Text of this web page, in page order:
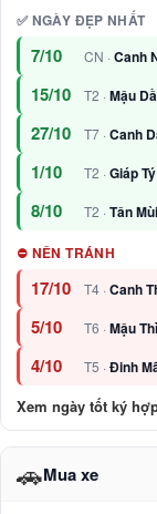
✅ NGÀY ĐẸP NHẤT
7/10 CN · Canh
15/10 T2 · Mậu
27/10 T7 · Canh
1/10 T2 · Giáp Tý
8/10 T2 · Tân Mùi
⛔ NÊN TRÁNH
17/10 T4 ·Canh
5/10 T6 ·Mậu
4/10 T5 ·Đinh
Xem ngày tốt ký
🚗Mua xe